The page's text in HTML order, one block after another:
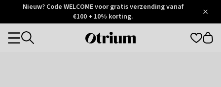
Otrium
Trustpilot
Nieuw? Code WELCOME voor gratis verzending vanaf
€100 + 10% korting.
Otrium
Categories